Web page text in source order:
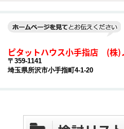
ピタットハウス小手指店 (株)
〒359-1141
埼玉県所沢市小手指町4-1-20